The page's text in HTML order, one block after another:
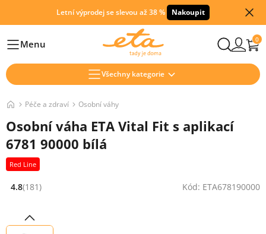
Letní výprodej se slevou až 38 % Nakoupit
HlavníMenu 0
Všechny kategorie
Péče a zdraví Osobní váhy
Osobní váha ETA Vital Fit s aplikací
6781 90000 bílá
Red Line
Hodnocení: 4.8 z 5 (181 recenzí)
4.8(181) Kód: ETA678190000